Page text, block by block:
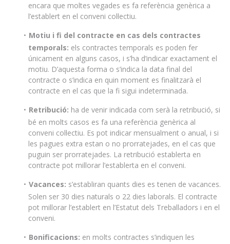
encara que moltes vegades es fa referència genèrica a
l’establert en el conveni col·lectiu.
Motiu i fi del contracte en cas dels contractes
temporals: els contractes temporals es poden fer
únicament en alguns casos, i s’ha d’indicar exactament el
motiu. D’aquesta forma o s’indica la data final del
contracte o s’indica en quin moment es finalitzarà el
contracte en el cas que la fi sigui indeterminada.
Retribució: ha de venir indicada com serà la retribució, si
bé en molts casos es fa una referència genèrica al
conveni col·lectiu. Es pot indicar mensualment o anual, i si
les pagues extra estan o no prorratejades, en el cas que
puguin ser prorratejades. La retribució establerta en
contracte pot millorar l’establerta en el conveni.
Vacances: s’establiran quants dies es tenen de vacances.
Solen ser 30 dies naturals o 22 dies laborals. El contracte
pot millorar l’establert en l’Estatut dels Treballadors i en el
conveni.
Bonificacions: en molts contractes s’indiquen les